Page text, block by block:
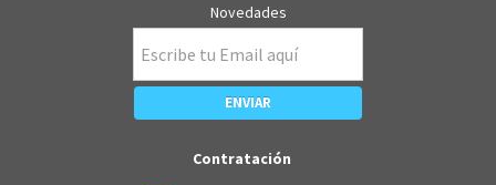
Novedades
Contratación